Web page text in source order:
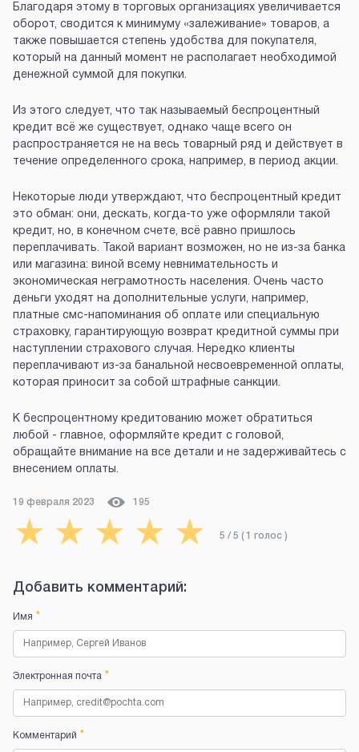
Благодаря этому в торговых организациях увеличивается
оборот, сводится к минимуму «залеживание» товаров, а
также повышается степень удобства для покупателя,
который на данный момент не располагает необходимой
денежной суммой для покупки.
Из этого следует, что так называемый беспроцентный
кредит всё же существует, однако чаще всего он
распространяется не на весь товарный ряд и действует в
течение определенного срока, например, в период акции.
Некоторые люди утверждают, что беспроцентный кредит
это обман: они, дескать, когда-то уже оформляли такой
кредит, но, в конечном счете, всё равно пришлось
переплачивать. Такой вариант возможен, но не из-за банка
или магазина: виной всему невнимательность и
экономическая неграмотность населения. Очень часто
деньги уходят на дополнительные услуги, например,
платные смс-напоминания об оплате или специальную
страховку, гарантирующую возврат кредитной суммы при
наступлении страхового случая. Нередко клиенты
переплачивают из-за банальной несвоевременной оплаты,
которая приносит за собой штрафные санкции.
К беспроцентному кредитованию может обратиться
любой - главное, оформляйте кредит с головой,
обращайте внимание на все детали и не задерживайтесь с
внесением оплаты.
19 февраля 2023 195
★ ★ ★ ★ ★ 5 / 5 ( 1 голос )
Добавить комментарий:
Имя *
Электронная почта *
Комментарий *